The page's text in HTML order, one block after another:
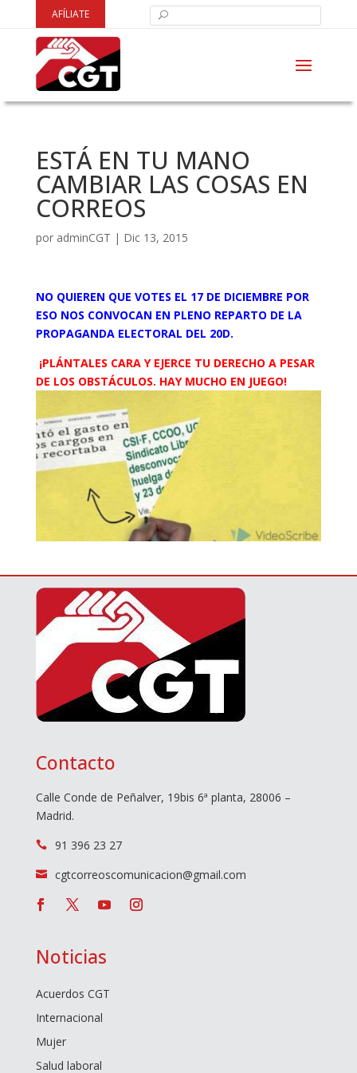
AFÍLIATE
ESTÁ EN TU MANO
CAMBIAR LAS COSAS EN
CORREOS
por adminCGT | Dic 13, 2015
NO QUIEREN QUE VOTES EL 17 DE DICIEMBRE POR
ESO NOS CONVOCAN EN PLENO REPARTO DE LA
PROPAGANDA ELECTORAL DEL 20D.
¡PLÁNTALES CARA Y EJERCE TU DERECHO A PESAR
DE LOS OBSTÁCULOS. HAY MUCHO EN JUEGO!
Contacto
Calle Conde de Peñalver, 19bis 6ª planta, 28006 –
Madrid.
 91 396 23 27
 cgtcorreoscomunicacion@gmail.com
Noticias
Acuerdos CGT
Internacional
Mujer
Salud laboral